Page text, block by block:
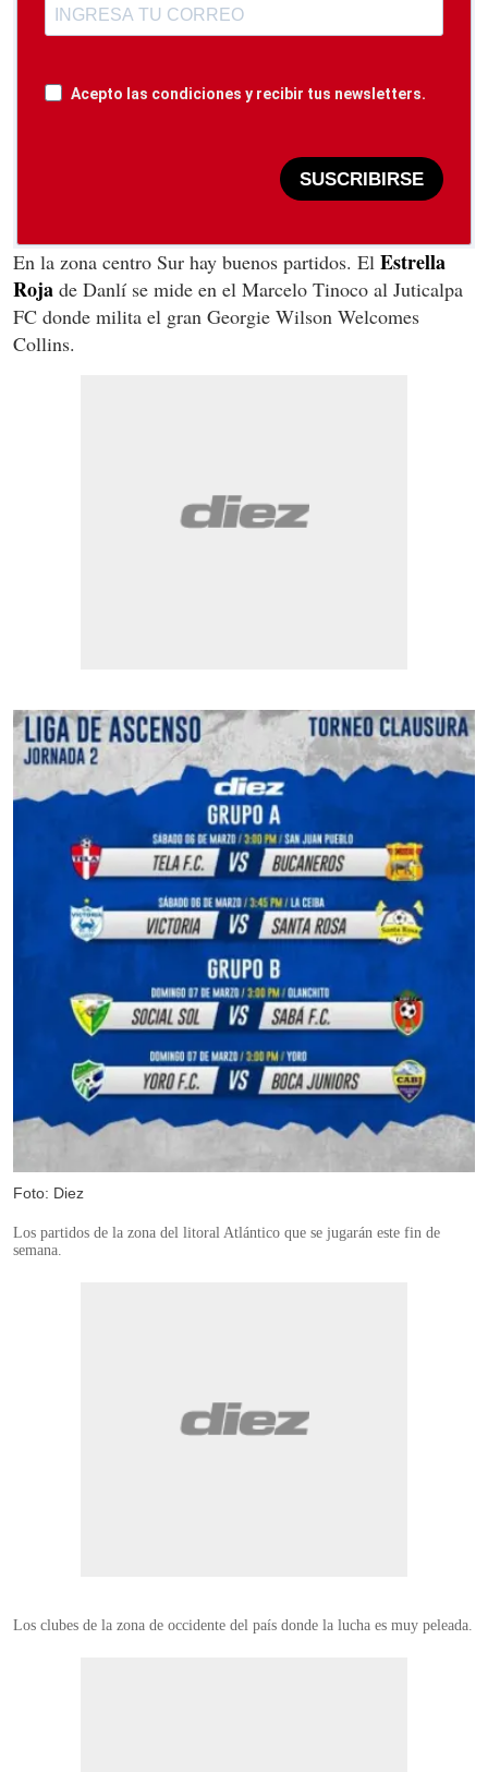
Acepto las condiciones y recibir tus newsletters.
SUSCRIBIRSE
En la zona centro Sur hay buenos partidos. El Estrella
Roja de Danlí se mide en el Marcelo Tinoco al Juticalpa
FC donde milita el gran Georgie Wilson Welcomes
Collins.
Foto: Diez
Los partidos de la zona del litoral Atlántico que se jugarán este fin de
semana.
Los clubes de la zona de occidente del país donde la lucha es muy peleada.